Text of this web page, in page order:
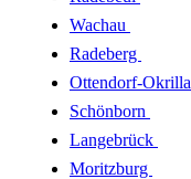
Wachau
Radeberg
Ottendorf-Okrilla
Schönborn
Langebrück
Moritzburg